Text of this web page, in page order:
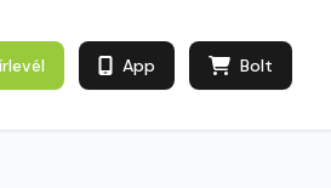
App Bolt